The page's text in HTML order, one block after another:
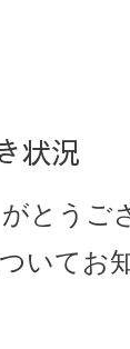
状況
とうご
いてお